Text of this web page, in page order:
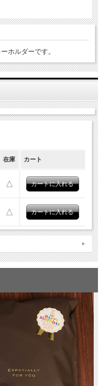
ホルダーです。
在庫 カート
△
△